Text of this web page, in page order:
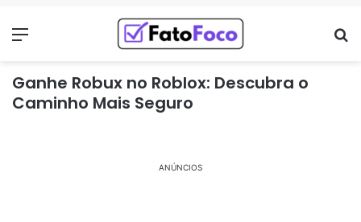
Menu
Ganhe Robux no Roblox: Descubra o
Caminho Mais Seguro
ANÚNCIOS